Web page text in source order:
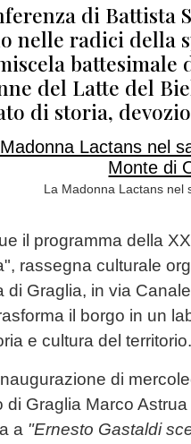
di Battista
nelle radici della
battesimale
del Latte del
di storia,
La Madonna Lactans nel
il programma della
rassegna culturale
di Graglia, in via
il borgo in un
e cultura del territorio.
di
di Graglia Marco
a "Ernesto Gastaldi